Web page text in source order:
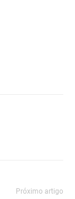
Próximo artigo